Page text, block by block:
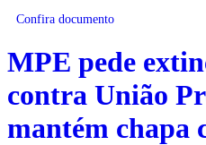
Confira documento
MPE pede
contra União
mantém chapa